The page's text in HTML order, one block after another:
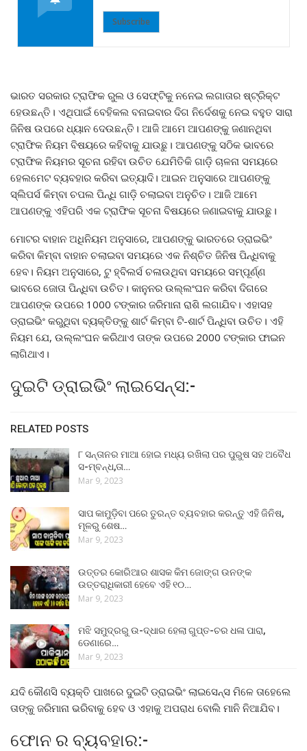
Subscribe
ଭାରତ ସରକାର ଟ୍ରାଫିକ ରୁଲ ଓ ସେଫ୍ଟିକୁ ନନେଇ ଲଗାତାର ଷ୍ଟ୍ରିକ୍ଟ
ହେଉଛନ୍ତି। ଏଥିପାଇଁ ବେହିକଲ ବନାଇବାର ଦିଗ ନିର୍ଦେଶକୁ ନେଇ ବହୁତ ସାରା
ଜିନିଷ ଉପରେ ଧ୍ୟାନ ଦେଉଛନ୍ତି। ଆଜି ଆମେ ଆପଣଙ୍କୁ ଜଣାନଥିବା
ଟ୍ରାଫିକ ନିୟମ ବିଷୟରେ କହିବାକୁ ଯାଉଛୁ। ଆପଣଙ୍କୁ ସଠିକ ଭାବରେ
ଟ୍ରାଫିକ ନିୟମର ସୂଚନା ରହିବା ଉଚିତ ଯେମିତିକି ଗାଡ଼ି ଚାଳନା ସମୟରେ
ହେଲମେଟ ବ୍ୟବହାର କରିବା ଇତ୍ୟାଦି। ଆଇନ ଅନୁସାରେ ଆପଣଙ୍କୁ
ସ୍ଲିପର୍ସ କିମ୍ବା ଚପଲ ପିନ୍ଧି ଗାଡ଼ି ଚଲାଇବା ଅନୁଚିତ। ଆଜି ଆମେ
ଆପଣଙ୍କୁ ଏହିପରି ଏକ ଟ୍ରାଫିକ ସୂଚନା ବିଷୟରେ ଜଣାଇବାକୁ ଯାଉଛୁ।
ମୋଟର ବାହାନ ଅଧିନିୟମ ଅନୁସାରେ, ଆପଣଙ୍କୁ ଭାରତରେ ଡ୍ରାଇଭିଂ
କରିବା କିମ୍ବା ବାହାନ ଚଲାଇବା ସମୟରେ ଏକ ନିଶ୍ଚିତ ଜିନିଷ ପିନ୍ଧିବାକୁ
ହେବ। ନିୟମ ଅନୁସାରେ, ଟୁ ହ୍ବିଲର୍ସ ଚଳାଉଥିବା ସମୟରେ ସମ୍ପୂର୍ଣ୍ଣ
ଭାବରେ ଜୋତା ପିନ୍ଧିବା ଉଚିତ। କାନୁନର ଉଲ୍ଲଂଘନ କରିବା ଦିଗରେ
ଆପଣଙ୍କ ଉପରେ 1000 ଟଙ୍କାର ଜରିମାନା ରାଶି ଲଗାଯିବ। ଏହାସହ
ଡ୍ରାଇଭିଂ କରୁଥିବା ବ୍ୟକ୍ତିଙ୍କୁ ଶାର୍ଟ କିମ୍ବା ଟି-ଶାର୍ଟ ପିନ୍ଧିବା ଉଚିତ। ଏହି
ନିୟମ ଯେ, ଉଲ୍ଲଂଘନ କରିଥାଏ ତାଙ୍କ ଉପରେ 2000 ଟଙ୍କାର ଫାଇନ
ଲାଗିଥାଏ।
ଦୁଇଟି ଡ୍ରାଇଭିଂ ଲାଇସେନ୍ସ:-
RELATED POSTS
୮ ସନ୍ତାନର ମାଆ ହୋଇ ମଧ୍ୟ ରଖିଲା ପର ପୁରୁଷ ସହ ଅବୈଧ
ସ-ମ୍ବନ୍ଧ,ତା…
Mar 9, 2023
ସାପ କାମୁଡ଼ିବା ପରେ ତୁରନ୍ତ ବ୍ୟବହାର କରନ୍ତୁ ଏହି ଜିନିଷ,
ମୂଳରୁ ଶେଷ…
Mar 9, 2023
ଉତ୍ତର କୋରିଆର ଶାସକ କିମ ଜୋଙ୍ଗ ଉନଙ୍କ
ଉତ୍ତରାଧିକାରୀ ହେବେ ଏହି ୧୦…
Mar 9, 2023
ମଝି ସମୁଦ୍ରରୁ ଉ-ଦ୍ଧାର ହେଲା ଗୁପ୍ତ-ଚର ଧଳା ପାରା,
ଡେଣାରେ…
Mar 9, 2023
ଯଦି କୌଣସି ବ୍ୟକ୍ତି ପାଖରେ ଦୁଇଟି ଡ୍ରାଇଭିଂ ଲାଇସେନ୍ସ ମିଳେ ତାହେଲେ
ତାଙ୍କୁ ଜରିମାନା ଭରିବାକୁ ହେବ ଓ ଏହାକୁ ଅପରାଧ ବୋଲି ମାନି ନିଆଯିବ।
ଫୋନ ର ବ୍ୟବହାର:-